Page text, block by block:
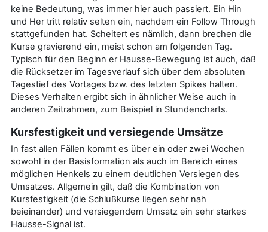
keine Bedeutung, was immer hier auch passiert. Ein Hin
und Her tritt relativ selten ein, nachdem ein Follow Through
stattgefunden hat. Scheitert es nämlich, dann brechen die
Kurse gravierend ein, meist schon am folgenden Tag.
Typisch für den Beginn er Hausse-Bewegung ist auch, daß
die Rücksetzer im Tagesverlauf sich über dem absoluten
Tagestief des Vortages bzw. des letzten Spikes halten.
Dieses Verhalten ergibt sich in ähnlicher Weise auch in
anderen Zeitrahmen, zum Beispiel in Stundencharts.
Kursfestigkeit und versiegende Umsätze
In fast allen Fällen kommt es über ein oder zwei Wochen
sowohl in der Basisformation als auch im Bereich eines
möglichen Henkels zu einem deutlichen Versiegen des
Umsatzes. Allgemein gilt, daß die Kombination von
Kursfestigkeit (die Schlußkurse liegen sehr nah
beieinander) und versiegendem Umsatz ein sehr starkes
Hausse-Signal ist.